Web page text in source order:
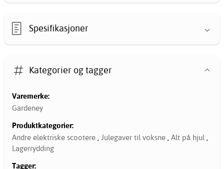
Spesifikasjoner
Kategorier og tagger
Varemerke:
Gardeney
Produktkategorier:
Andre elektriske scootere , Julegaver til voksne , Alt på hjul ,
Lagerrydding
Tagger: